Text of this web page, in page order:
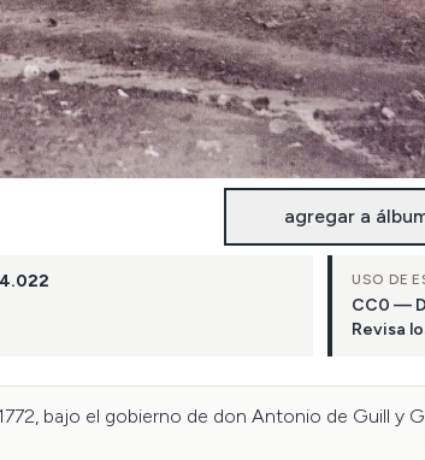
agregar a
USO DE
CC0 —
Revisa
bajo el gobierno de don Antonio de Guill y